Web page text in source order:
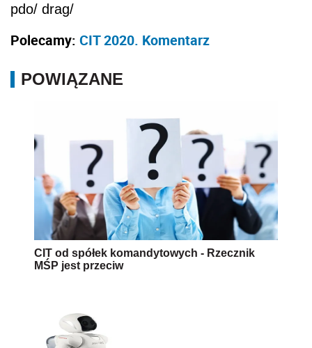
pdo/ drag/
Polecamy: CIT 2020. Komentarz
POWIĄZANE
CIT od spółek komandytowych - Rzecznik
MŚP jest przeciw